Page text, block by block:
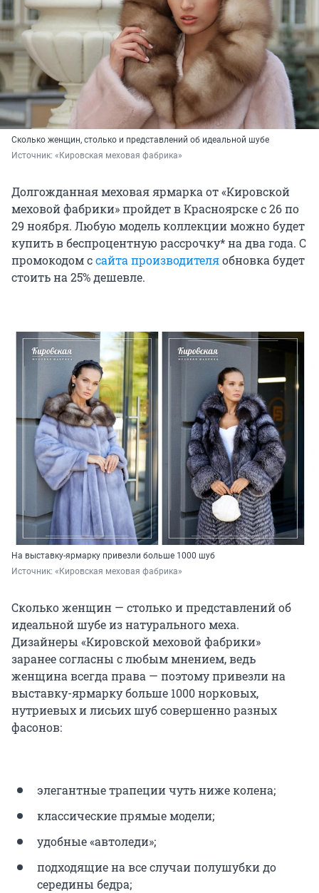
Сколько женщин, столько и представлений об идеальной шубе
Источник: «Кировская меховая фабрика»
Долгожданная меховая ярмарка от «Кировской
меховой фабрики» пройдет в Красноярске с 26 по
29 ноября. Любую модель коллекции можно будет
купить в беспроцентную рассрочку* на два года. С
промокодом ссайта производителяобновка будет
стоить на 25% дешевле.
На выставку-ярмарку привезли больше 1000 шуб
Источник: «Кировская меховая фабрика»
Сколько женщин — столько и представлений об
идеальной шубе из натурального меха.
Дизайнеры «Кировской меховой фабрики»
заранее согласны с любым мнением, ведь
женщина всегда права — поэтому привезли на
выставку-ярмарку больше 1000 норковых,
нутриевых и лисьих шуб совершенно разных
фасонов:
элегантные трапеции чуть ниже колена;
классические прямые модели;
удобные «автоледи»;
подходящие на все случаи полушубки до
середины бедра;